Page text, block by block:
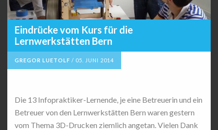
Eindrücke vom Kurs für die
Lernwerkstätten Bern
GREGOR LUETOLF / 05. JUNI 2014
Die 13 Infopraktiker-Lernende, je eine Betreuerin und ein
Betreuer von den Lernwerkstätten Bern waren gestern
vom Thema 3D-Drucken ziemlich angetan. Vielen Dank